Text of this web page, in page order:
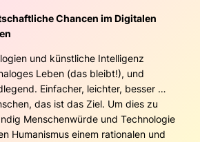
Chancen im Digitalen
und künstliche Intelligenz
Leben (das bleibt!), und
Einfacher, leichter, besser …
das ist das Ziel. Um dies zu
Menschenwürde und Technologie
Humanismus einem rationalen und